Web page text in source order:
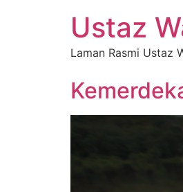
Ustaz
Laman Rasmi Ustaz